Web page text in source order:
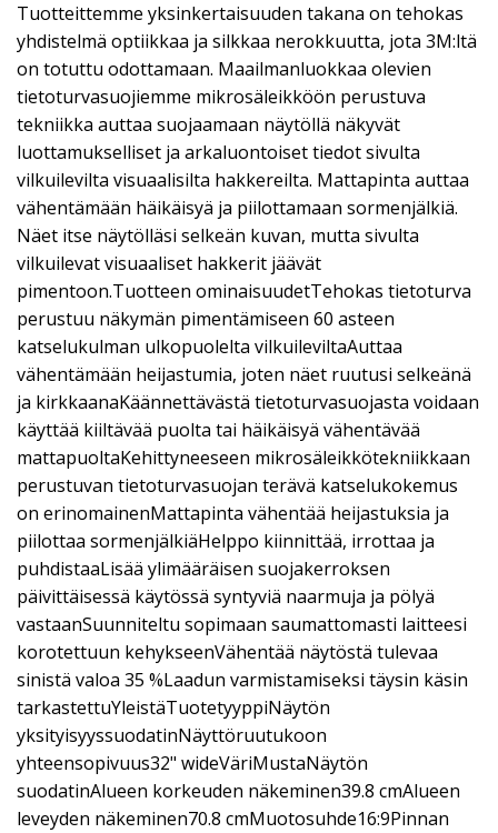
Tuotteittemme yksinkertaisuuden takana on tehokas
yhdistelmä optiikkaa ja silkkaa nerokkuutta, jota 3M:ltä
on totuttu odottamaan. Maailmanluokkaa olevien
tietoturvasuojiemme mikrosäleikköön perustuva
tekniikka auttaa suojaamaan näytöllä näkyvät
luottamukselliset ja arkaluontoiset tiedot sivulta
vilkuilevilta visuaalisilta hakkereilta. Mattapinta auttaa
vähentämään häikäisyä ja piilottamaan sormenjälkiä.
Näet itse näytölläsi selkeän kuvan, mutta sivulta
vilkuilevat visuaaliset hakkerit jäävät
pimentoon.Tuotteen ominaisuudetTehokas tietoturva
perustuu näkymän pimentämiseen 60 asteen
katselukulman ulkopuolelta vilkuileviltaAuttaa
vähentämään heijastumia, joten näet ruutusi selkeänä
ja kirkkaanaKäännettävästä tietoturvasuojasta voidaan
käyttää kiiltävää puolta tai häikäisyä vähentävää
mattapuoltaKehittyneeseen mikrosäleikkötekniikkaan
perustuvan tietoturvasuojan terävä katselukokemus
on erinomainenMattapinta vähentää heijastuksia ja
piilottaa sormenjälkiäHelppo kiinnittää, irrottaa ja
puhdistaaLisää ylimääräisen suojakerroksen
päivittäisessä käytössä syntyviä naarmuja ja pölyä
vastaanSuunniteltu sopimaan saumattomasti laitteesi
korotettuun kehykseenVähentää näytöstä tulevaa
sinistä valoa 35 %Laadun varmistamiseksi täysin käsin
tarkastettuYleistäTuotetyyppiNäytön
yksityisyyssuodatinNäyttöruutukoon
yhteensopivuus32" wideVäriMustaNäytön
suodatinAlueen korkeuden näkeminen39.8 cmAlueen
leveyden näkeminen70.8 cmMuotosuhde16:9Pinnan